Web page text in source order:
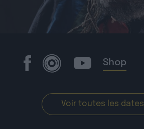
Shop
Voir toutes les dates